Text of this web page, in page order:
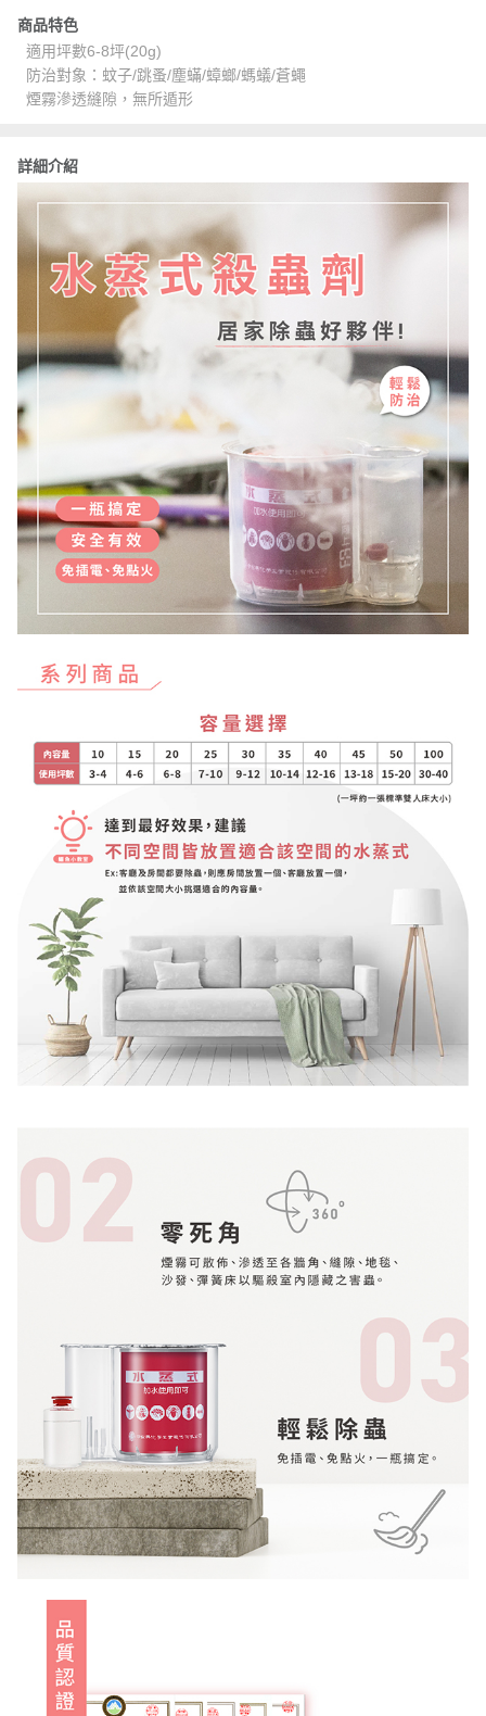
商品特色
適用坪數6-8坪(20g)
防治對象：蚊子/跳蚤/塵蟎/蟑螂/螞蟻/蒼蠅
煙霧滲透縫隙，無所遁形
詳細介紹